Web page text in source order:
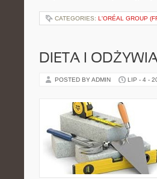
CATEGORIES: L'ORÉAL GROUP
DIETA I
POSTED BY ADMIN LIP - 4 -